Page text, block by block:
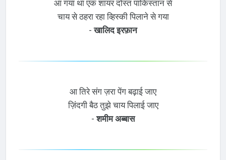
आ गया था एक शायर दोस्त पाकिस्तान से
चाय से ठहरा रहा व्हिस्की पिलाने से गया
-खालिद इरफ़ान
आ तिरे संग ज़रा पेंग बढ़ाई जाए
ज़िंदगी बैठ तुझे चाय पिलाई जाए
-शमीम अब्बास